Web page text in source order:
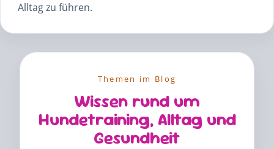
Alltag zu führen.
Themen im Blog
Wissen rund um
Hundetraining, Alltag und
Gesundheit